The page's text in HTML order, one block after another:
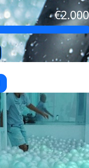
€2.000